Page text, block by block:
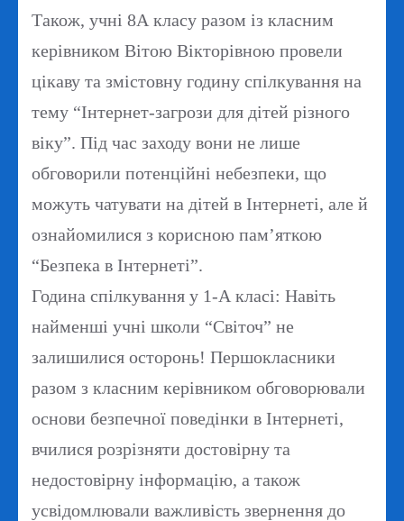
Також, учні 8А класу разом із класним
керівником Вітою Вікторівною провели
цікаву та змістовну годину спілкування на
тему “Інтернет-загрози для дітей різного
віку”. Під час заходу вони не лише
обговорили потенційні небезпеки, що
можуть чатувати на дітей в Інтернеті, але й
ознайомилися з корисною пам’яткою
“Безпека в Інтернеті”.
Година спілкування у 1-А класі: Навіть
найменші учні школи “Світоч” не
залишилися осторонь! Першокласники
разом з класним керівником обговорювали
основи безпечної поведінки в Інтернеті,
вчилися розрізняти достовірну та
недостовірну інформацію, а також
усвідомлювали важливість звернення до